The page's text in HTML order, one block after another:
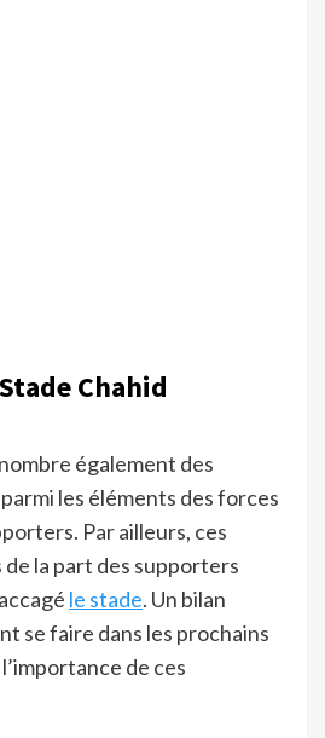
Chahid
également des
les éléments des forces
Par ailleurs, ces
la part des supporters
le stade. Un bilan
se faire dans les prochains
de ces